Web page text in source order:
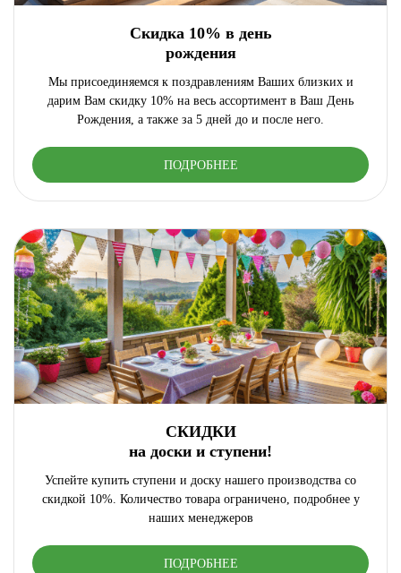
Скидка 10% в день
рождения
Мы присоединяемся к поздравлениям Ваших близких и
дарим Вам скидку 10% на весь ассортимент в Ваш День
Рождения, а также за 5 дней до и после него.
ПОДРОБНЕЕ
СКИДКИ
на доски и ступени!
Успейте купить ступени и доску нашего производства со
скидкой 10%. Количество товара ограничено, подробнее у
наших менеджеров
ПОДРОБНЕЕ